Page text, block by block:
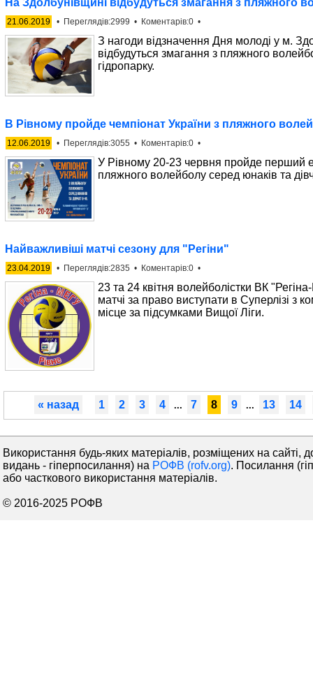
На Здолбунівщині відбудуться змагання з пляжного
21.06.2019 • Переглядів:2999 • Коментарів:0 •
З нагоди відзначення Дня молоді у м.
відбудуться змагання з пляжного
гідропарку.
В Рівному пройде чемпіонат України з пляжного
12.06.2019 • Переглядів:3055 • Коментарів:0 •
У Рівному 20-23 червня пройде перший
пляжного волейболу серед юнаків та
Найважливіші матчі сезону для "Регіни"
23.04.2019 • Переглядів:2835 • Коментарів:0 •
23 та 24 квітня волейболістки ВК
матчі за право виступати в Суперлізі з
місце за підсумками Вищої Ліги.
« назад 1 2 3 4 ... 7 8 9 ... 13 14
Використання будь-яких матеріалів, розміщених на сайті,
видань - гіперпосилання) на РОФВ (rofv.org). Посилання
або часткового використання матеріалів.
© 2016-2025 РОФВ